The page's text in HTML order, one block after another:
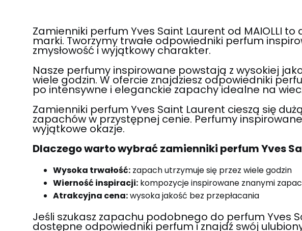
Zamienniki perfum Yves Saint Laurent od MAIOLLI
marki. Tworzymy trwałe odpowiedniki perfum
zmysłowość i wyjątkowy charakter.
Nasze perfumy inspirowane powstają z wysokiej
wiele godzin. W ofercie znajdziesz odpowiedniki
po intensywne i eleganckie zapachy idealne na
Zamienniki perfum Yves Saint Laurent cieszą się
zapachów w przystępnej cenie. Perfumy
wyjątkowe okazje.
Dlaczego warto wybrać zamienniki perfum Yves
Wysoka trwałość: zapach utrzymuje się przez wiele godzin
Wierność inspiracji: kompozycje inspirowane znanymi
Atrakcyjna cena:wysoka jakość bez przepłacania
Jeśli szukasz zapachu podobnego do perfum Yves
dostępne odpowiedniki perfum i znajdź swój